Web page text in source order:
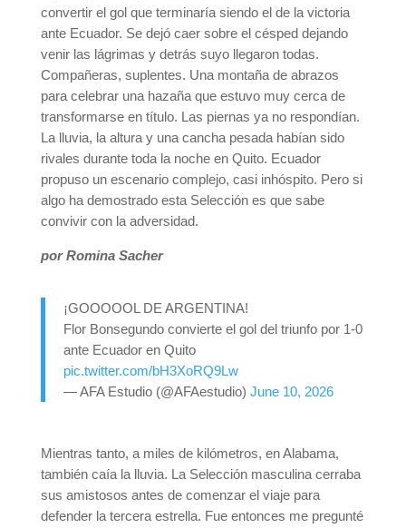
convertir el gol que terminaría siendo el de la victoria
ante Ecuador. Se dejó caer sobre el césped dejando
venir las lágrimas y detrás suyo llegaron todas.
Compañeras, suplentes. Una montaña de abrazos
para celebrar una hazaña que estuvo muy cerca de
transformarse en título. Las piernas ya no respondían.
La lluvia, la altura y una cancha pesada habían sido
rivales durante toda la noche en Quito. Ecuador
propuso un escenario complejo, casi inhóspito. Pero si
algo ha demostrado esta Selección es que sabe
convivir con la adversidad.
por Romina Sacher
¡GOOOOOL DE ARGENTINA!
Flor Bonsegundo convierte el gol del triunfo por 1-0
ante Ecuador en Quito
pic.twitter.com/bH3XoRQ9Lw
— AFA Estudio (@AFAestudio) June 10, 2026
Mientras tanto, a miles de kilómetros, en Alabama,
también caía la lluvia. La Selección masculina cerraba
sus amistosos antes de comenzar el viaje para
defender la tercera estrella. Fue entonces me pregunté